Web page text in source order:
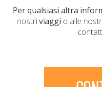
Per qualsiasi altra
nostriviaggi o alle